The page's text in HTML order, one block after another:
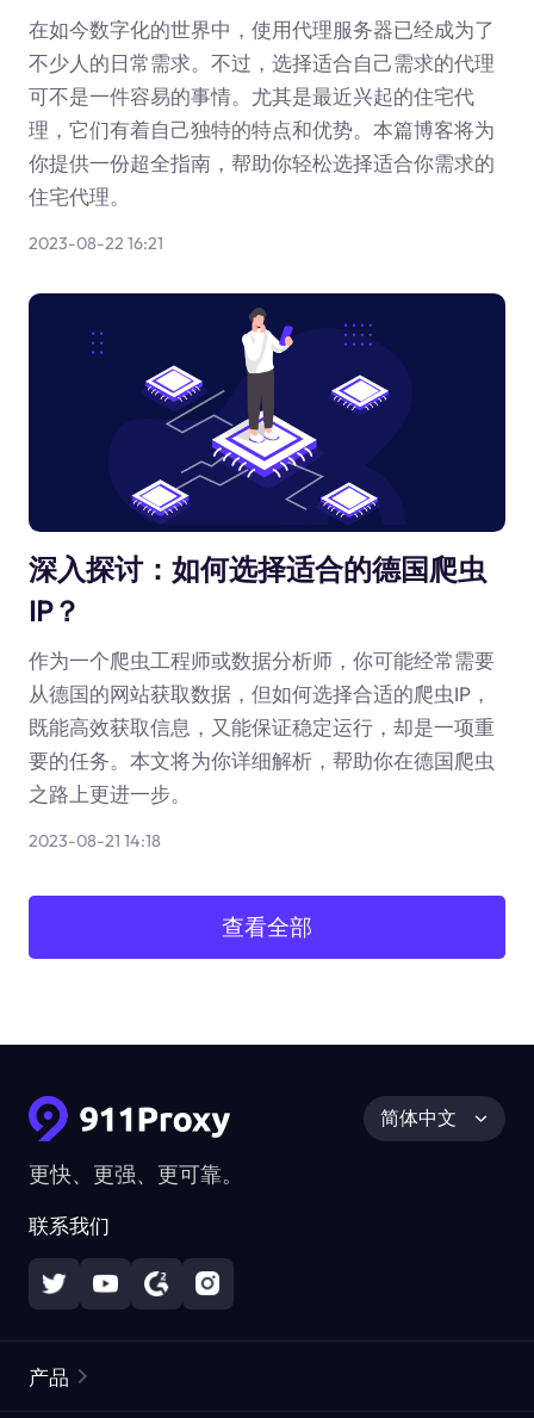
在如今数字化的世界中，使用代理服务器已经成为了
不少人的日常需求。不过，选择适合自己需求的代理
可不是一件容易的事情。尤其是最近兴起的住宅代
理，它们有着自己独特的特点和优势。本篇博客将为
你提供一份超全指南，帮助你轻松选择适合你需求的
住宅代理。
2023-08-22 16:21
深入探讨：如何选择适合的德国爬虫
IP？
作为一个爬虫工程师或数据分析师，你可能经常需要
从德国的网站获取数据，但如何选择合适的爬虫IP，
既能高效获取信息，又能保证稳定运行，却是一项重
要的任务。本文将为你详细解析，帮助你在德国爬虫
之路上更进一步。
2023-08-21 14:18
查看全部
更快、更强、更可靠。
联系我们
简体中文
产品